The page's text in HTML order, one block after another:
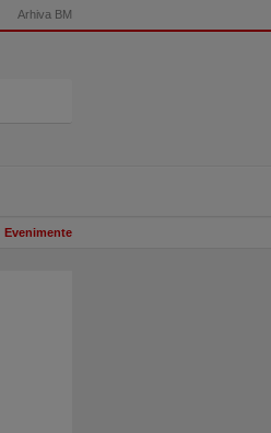
Arhiva BM
Evenimente